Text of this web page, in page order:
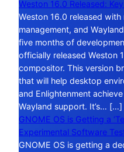
Weston 16.0 Released:
Weston 16.0 released
management, and
five months of
officially released Weston
compositor. This version
that will help desktop
and Enlightenment
Wayland support. It’s… […]
GNOME OS is Getting a
Experimental Software
GNOME OS is getting a